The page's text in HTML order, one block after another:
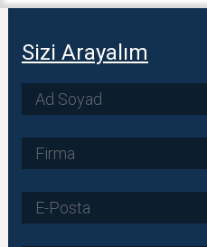
Sizi Arayalım